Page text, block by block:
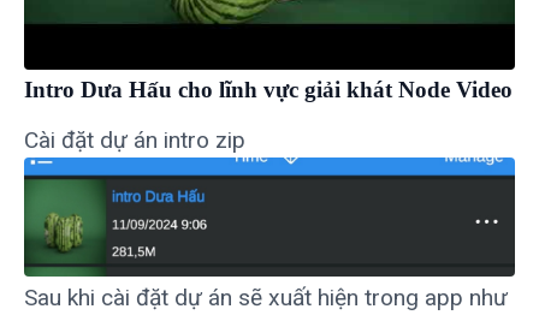
Intro Dưa Hấu cho lĩnh vực giải khát Node Video
Cài đặt dự án intro zip
Sau khi cài đặt dự án sẽ xuất hiện trong app như